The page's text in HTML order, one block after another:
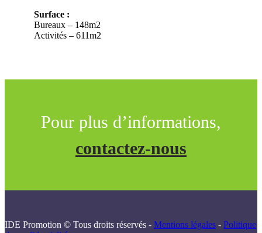
Surface :
Bureaux – 148m2
Activités – 611m2
Pour plus d’informations,
contactez-nous
IDE Promotion © Tous droits réservés - Mentions légales - Politique